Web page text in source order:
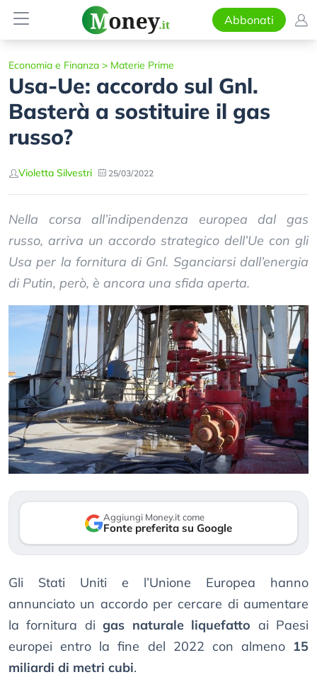
Abbonati
Economia e Finanza > Materie Prime
Usa-Ue: accordo sul Gnl.
Basterà a sostituire il gas
russo?
Violetta Silvestri 25/03/2022
Nella corsa all’indipendenza europea dal gas
russo, arriva un accordo strategico dell’Ue con gli
Usa per la fornitura di Gnl. Sganciarsi dall’energia
di Putin, però, è ancora una sfida aperta.
Aggiungi Money.it come
Fonte preferita su Google
Gli Stati Uniti e l’Unione Europea hanno
annunciato un accordo per cercare di aumentare
la fornitura digas naturale liquefatto ai Paesi
europei entro la fine del 2022 con almeno 15
miliardi di metri cubi.